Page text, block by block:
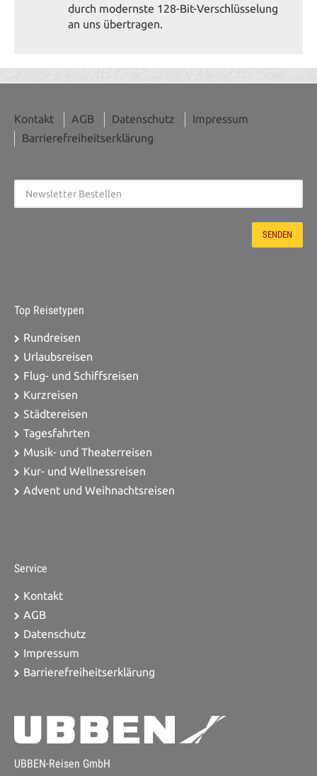
durch modernste 128-Bit-Verschlüsselung
an uns übertragen.
Kontakt AGB Datenschutz
Impressum
Barrierefreiheitserklärung
Top Reisetypen
Rundreisen
Urlaubsreisen
Flug- und Schiffsreisen
Kurzreisen
Städtereisen
Tagesfahrten
Musik- und Theaterreisen
Kur- und Wellnessreisen
Advent und Weihnachtsreisen
Service
Kontakt
AGB
Datenschutz
Impressum
Barrierefreiheitserklärung
UBBEN-Reisen GmbH